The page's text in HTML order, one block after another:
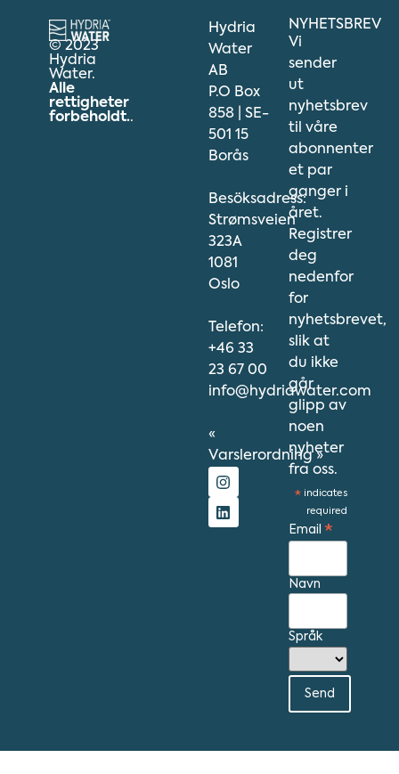
© 2023
Hydria
Water.
Alle
rettigheter
forbeholdt..
Hydria
Water
AB
P.O Box
858 | SE-
501 15
Borås
Besöksadress:
Strømsveien
323A
1081
Oslo
Telefon:
+46 33
23 67 00
info@hydriawater.com
«
Varslerordning»
NYHETSBREV
Vi
sender
ut
nyhetsbrev
til våre
abonnenter
et par
ganger i
året.
Registrer
deg
nedenfor
for
nyhetsbrevet,
slik at
du ikke
går
glipp av
noen
nyheter
fra oss.
* indicates
required
Email *
Navn
Språk